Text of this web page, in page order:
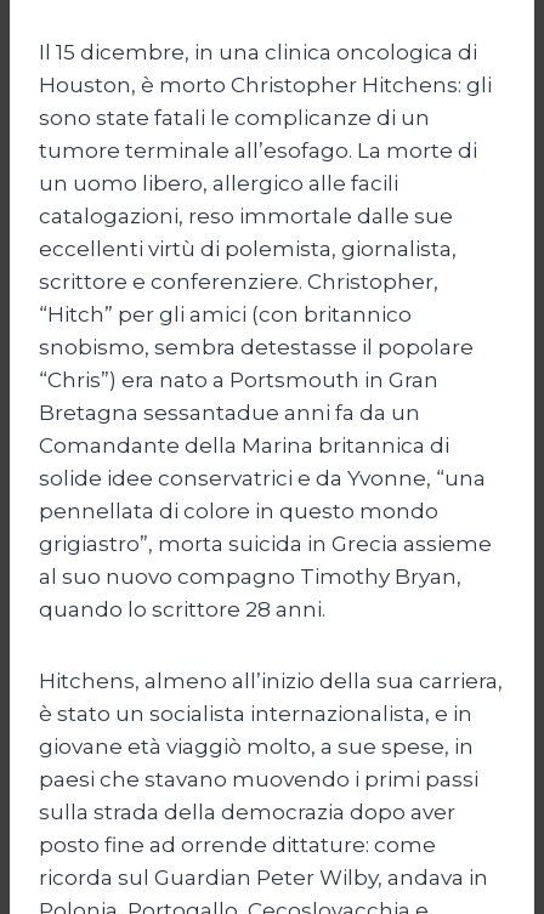
Il 15 dicembre, in una clinica oncologica di
Houston, è morto Christopher Hitchens: gli
sono state fatali le complicanze di un
tumore terminale all’esofago. La morte di
un uomo libero, allergico alle facili
catalogazioni, reso immortale dalle sue
eccellenti virtù di polemista, giornalista,
scrittore e conferenziere. Christopher,
“Hitch” per gli amici (con britannico
snobismo, sembra detestasse il popolare
“Chris”) era nato a Portsmouth in Gran
Bretagna sessantadue anni fa da un
Comandante della Marina britannica di
solide idee conservatrici e da Yvonne, “una
pennellata di colore in questo mondo
grigiastro”, morta suicida in Grecia assieme
al suo nuovo compagno Timothy Bryan,
quando lo scrittore 28 anni.
Hitchens, almeno all’inizio della sua carriera,
è stato un socialista internazionalista, e in
giovane età viaggiò molto, a sue spese, in
paesi che stavano muovendo i primi passi
sulla strada della democrazia dopo aver
posto fine ad orrende dittature: come
ricorda sul Guardian Peter Wilby, andava in